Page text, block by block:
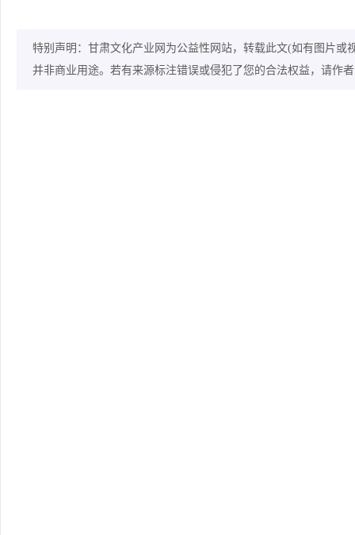
特别声明：甘肃文化产业网为公益性网站，转载此文(如有图片
并非商业用途。若有来源标注错误或侵犯了您的合法权益，请作